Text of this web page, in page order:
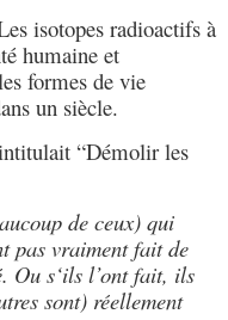
isotopes radioactifs à
humaine et
formes de vie
un siècle.
“Démolir les
de ceux) qui
pas vraiment fait de
Ou s‘ils l’ont fait, ils
sont) réellement